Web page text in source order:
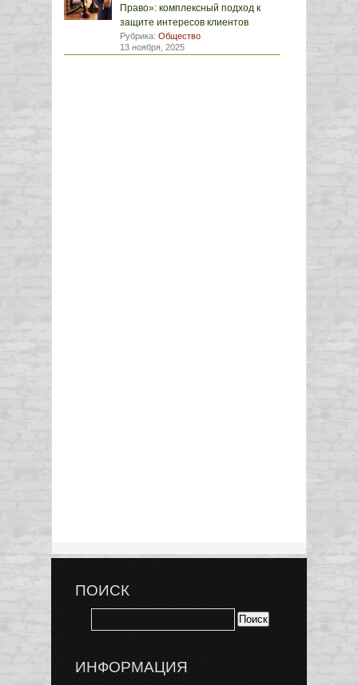
Право»: комплексный подход к
защите интересов клиентов
Рубрика: Общество
13 ноября, 2025
ПОИСК
ИНФОРМАЦИЯ